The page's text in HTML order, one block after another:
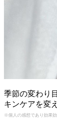
季節の変わり
キンケアを変
※個人の感想であり効果